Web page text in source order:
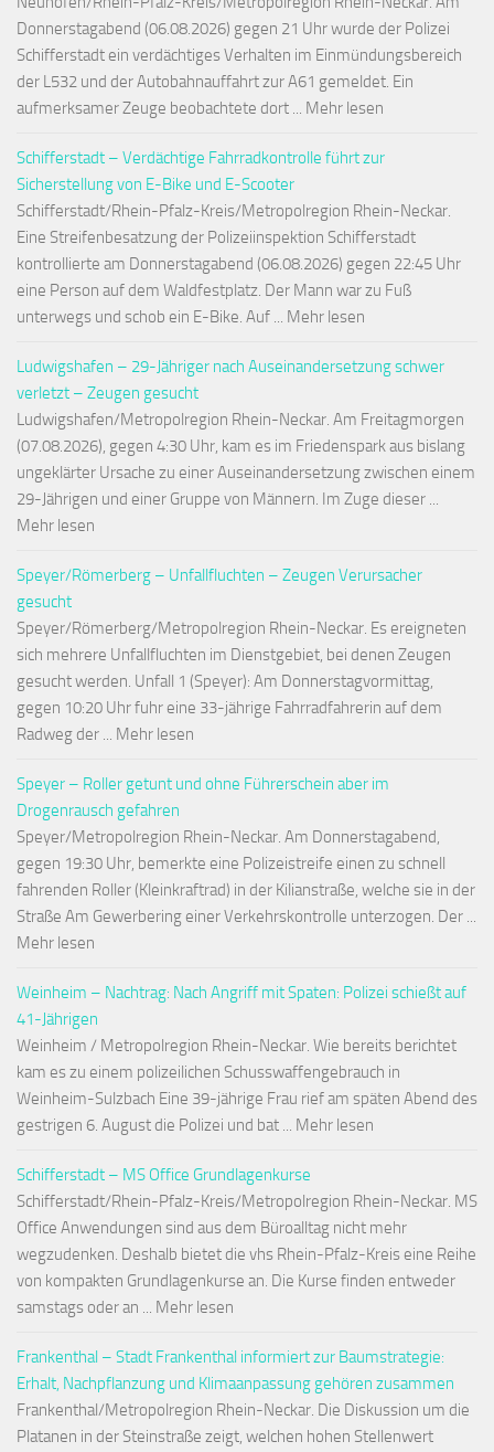
Donnerstagabend (06.08.2026) gegen 21 Uhr wurde der Polizei
Schifferstadt ein verdächtiges Verhalten im Einmündungsbereich
der L532 und der Autobahnauffahrt zur A61 gemeldet. Ein
aufmerksamer Zeuge beobachtete dort ... Mehr lesen
Schifferstadt – Verdächtige Fahrradkontrolle führt zur
Sicherstellung von E-Bike und E-Scooter
Schifferstadt/Rhein-Pfalz-Kreis/Metropolregion Rhein-Neckar.
Eine Streifenbesatzung der Polizeiinspektion Schifferstadt
kontrollierte am Donnerstagabend (06.08.2026) gegen 22:45 Uhr
eine Person auf dem Waldfestplatz. Der Mann war zu Fuß
unterwegs und schob ein E-Bike. Auf ... Mehr lesen
Ludwigshafen – 29-Jähriger nach Auseinandersetzung schwer
verletzt – Zeugen gesucht
Ludwigshafen/Metropolregion Rhein-Neckar. Am Freitagmorgen
(07.08.2026), gegen 4:30 Uhr, kam es im Friedenspark aus bislang
ungeklärter Ursache zu einer Auseinandersetzung zwischen einem
29-Jährigen und einer Gruppe von Männern. Im Zuge dieser ...
Mehr lesen
Speyer/Römerberg – Unfallfluchten – Zeugen Verursacher
gesucht
Speyer/Römerberg/Metropolregion Rhein-Neckar. Es ereigneten
sich mehrere Unfallfluchten im Dienstgebiet, bei denen Zeugen
gesucht werden. Unfall 1 (Speyer): Am Donnerstagvormittag,
gegen 10:20 Uhr fuhr eine 33-jährige Fahrradfahrerin auf dem
Radweg der ... Mehr lesen
Speyer – Roller getunt und ohne Führerschein aber im
Drogenrausch gefahren
Speyer/Metropolregion Rhein-Neckar. Am Donnerstagabend,
gegen 19:30 Uhr, bemerkte eine Polizeistreife einen zu schnell
fahrenden Roller (Kleinkraftrad) in der Kilianstraße, welche sie in der
Straße Am Gewerbering einer Verkehrskontrolle unterzogen. Der ...
Mehr lesen
Weinheim – Nachtrag: Nach Angriff mit Spaten: Polizei schießt auf
41-Jährigen
Weinheim / Metropolregion Rhein-Neckar. Wie bereits berichtet
kam es zu einem polizeilichen Schusswaffengebrauch in
Weinheim-Sulzbach Eine 39-jährige Frau rief am späten Abend des
gestrigen 6. August die Polizei und bat ... Mehr lesen
Schifferstadt – MS Office Grundlagenkurse
Schifferstadt/Rhein-Pfalz-Kreis/Metropolregion Rhein-Neckar. MS
Office Anwendungen sind aus dem Büroalltag nicht mehr
wegzudenken. Deshalb bietet die vhs Rhein-Pfalz-Kreis eine Reihe
von kompakten Grundlagenkurse an. Die Kurse finden entweder
samstags oder an ... Mehr lesen
Frankenthal – Stadt Frankenthal informiert zur Baumstrategie:
Erhalt, Nachpflanzung und Klimaanpassung gehören zusammen
Frankenthal/Metropolregion Rhein-Neckar. Die Diskussion um die
Platanen in der Steinstraße zeigt, welchen hohen Stellenwert